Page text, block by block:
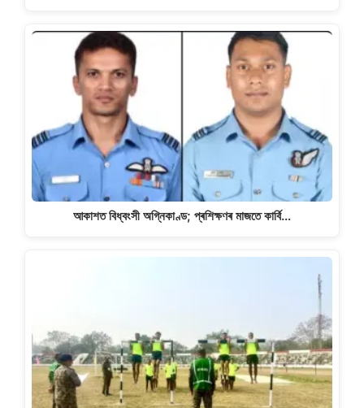
আকাশত বিধ্বংসী অগ্নিকাণ্ড; প্ৰশিক্ষণৰ মাজতে কাৰ্বি…